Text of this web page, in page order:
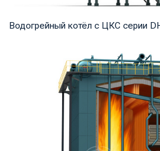
Водогрейный котёл с ЦКС серии
Горячая вода Рабочее давление:
мощность продукта: 58-116 МВт